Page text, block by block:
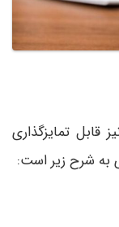
تمایزگذاری
به شرح زیر است: